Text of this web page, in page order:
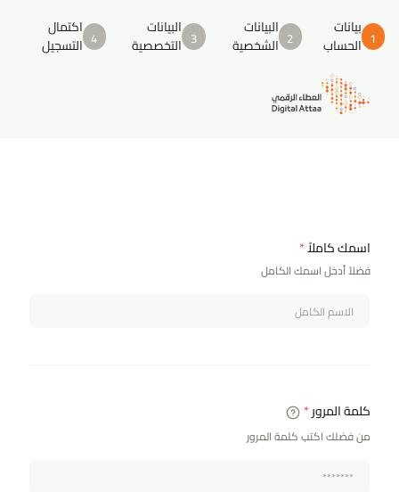
1 بيانات
الحساب
2 البيانات
الشخصية
3 البيانات
التخصصية
4 اكتمال
التسجيل
اسمك كاملاً*
فضلاً أدخل اسمك الكامل
كلمة المرور*
من فضلك اكتب كلمة المرور